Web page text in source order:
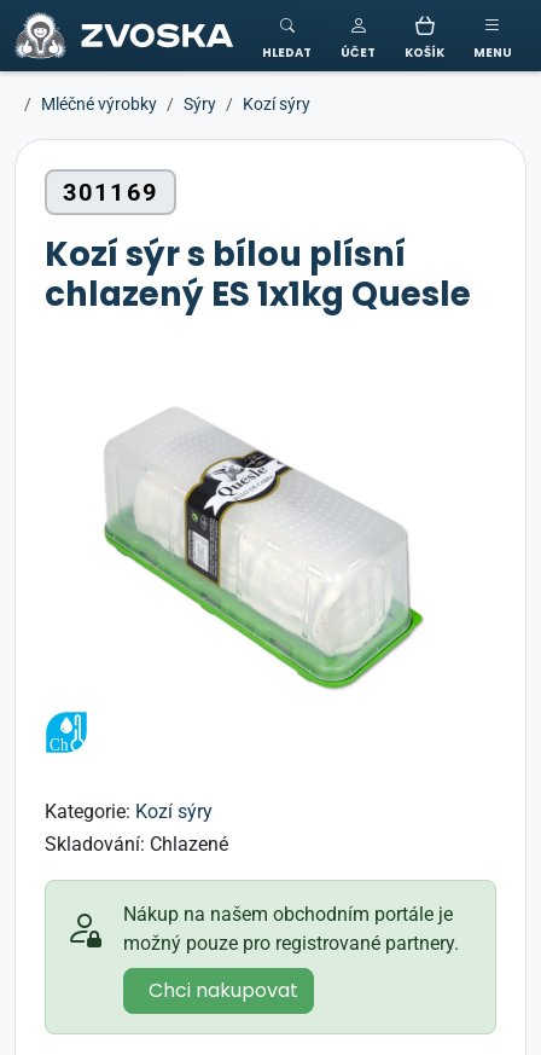
ZVOSKA
HLEDAT ÚČET KOŠÍK MENU
Mléčné výrobky Sýry Kozí sýry
301169
Kozí sýr s bílou plísní
chlazený ES 1x1kg Quesle
Kategorie: Kozí sýry
Skladování: Chlazené
Nákup na našem obchodním portále je
možný pouze pro registrované partnery.
Chci nakupovat